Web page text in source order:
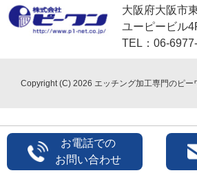
大阪府大阪市
ユーピービル
TEL：06-
Copyright (C) 2026 エッチング加工専門のピー
お電話での
お問い合わせ